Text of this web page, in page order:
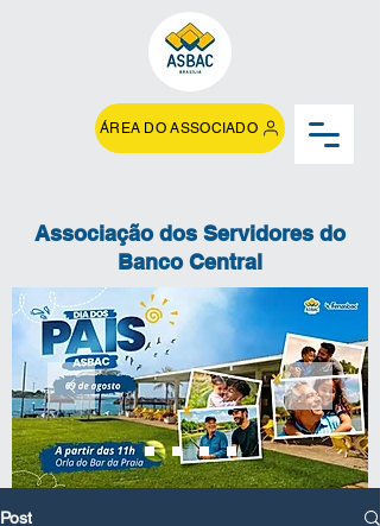
ÁREA DO ASSOCIADO
Associação dos Servidores do
Banco Central
Post